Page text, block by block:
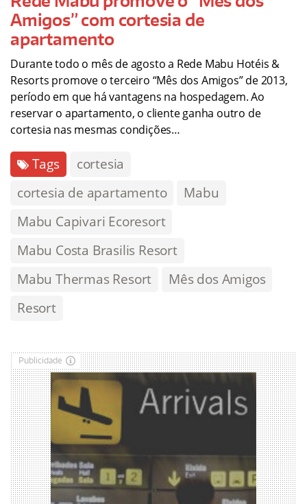
Amigos” com cortesia de
apartamento
Durante todo o mês de agosto a Rede Mabu Hotéis &
Resorts promove o terceiro “Mês dos Amigos” de 2013,
período em que há vantagens na hospedagem. Ao
reservar o apartamento, o cliente ganha outro de
cortesia nas mesmas condições…
Tags
cortesia
cortesia de apartamento
Mabu
Mabu Capivari Ecoresort
Mabu Costa Brasilis Resort
Mabu Thermas Resort
Mês dos Amigos
Resort
Publicidade